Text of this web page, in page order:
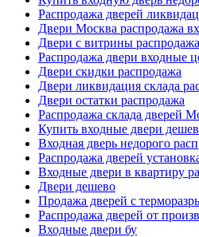
Распродажа дверей
Двери Москва распродажа
Двери с витрины распродажа
Распродажа двери входные
Двери скидки распродажа
Двери ликвидация склада
Двери остатки распродажа
Распродажа склада дверей
Купить входные двери
Входная дверь недорого
Распродажа дверей
Входные двери в квартиру
Двери дешево
Продажа дверей с
Распродажа дверей от
Входные двери бу